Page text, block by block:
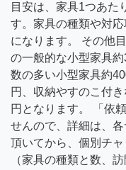
目安は、家具1つあた
す。家具の種類や対
になります。 その他
の一般的な小型家具
数の多い小型家具約
円、収納やすのこ付
円となります。 「依
せんので、詳細は、
頂いてから、個別チャ
（家具の種類と数、